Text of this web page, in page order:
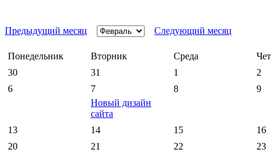
Предыдущий месяц Следующий месяц
Понедельник Вторник Среда
30
31 1
2
6
7
Новый дизайн
сайта
8 9
13 14 15
16
20
21 22
23